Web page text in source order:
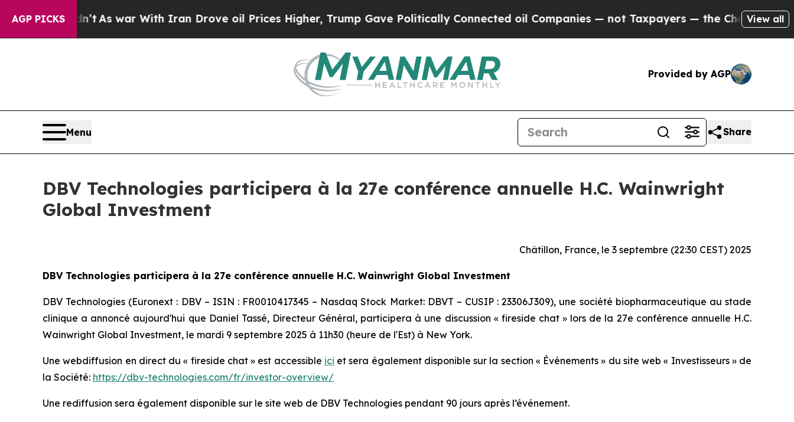
AGP PICKS
it Didn’tAs war With Iran Drove oil Prices Higher, Trump Gave Politically Connected oil Companies — not Taxpayers — the Chance to Cash in
View all
Provided by AGP
Menu Share
DBV Technologies participera à la 27e conférence annuelle H.C. Wainwright
Global Investment
Châtillon, France, le 3 septembre (22:30 CEST) 2025
DBV Technologies participera à la 27e conférence annuelle H.C. Wainwright Global Investment
DBV Technologies (Euronext : DBV – ISIN : FR0010417345 – Nasdaq Stock Market: DBVT – CUSIP : 23306J309), une société biopharmaceutique au stade
clinique a annoncé aujourd'hui que Daniel Tassé, Directeur Général, participera à une discussion « fireside chat » lors de la 27e conférence annuelle H.C.
Wainwright Global Investment, le mardi 9 septembre 2025 à 11h30 (heure de l'Est) à New York.
Une webdiffusion en direct du « fireside chat » est accessible ici et sera également disponible sur la section « Événements » du site web « Investisseurs » de
la Société: https://dbv-technologies.com/fr/investor-overview/
Une rediffusion sera également disponible sur le site web de DBV Technologies pendant 90 jours après l’événement.